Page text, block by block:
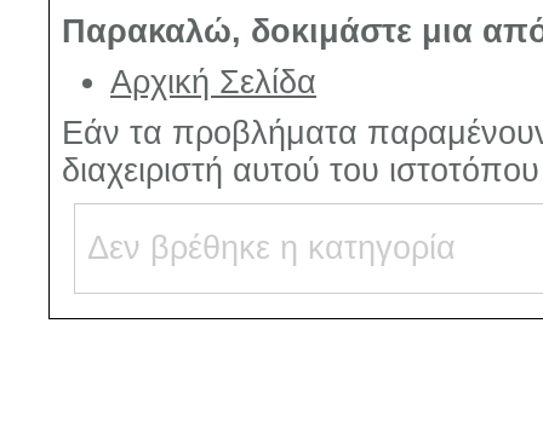
Παρακαλώ, δοκιμάστε μια
Αρχική Σελίδα
Εάν τα προβλήματα
διαχειριστή αυτού του
Δεν βρέθηκε η κατηγορία